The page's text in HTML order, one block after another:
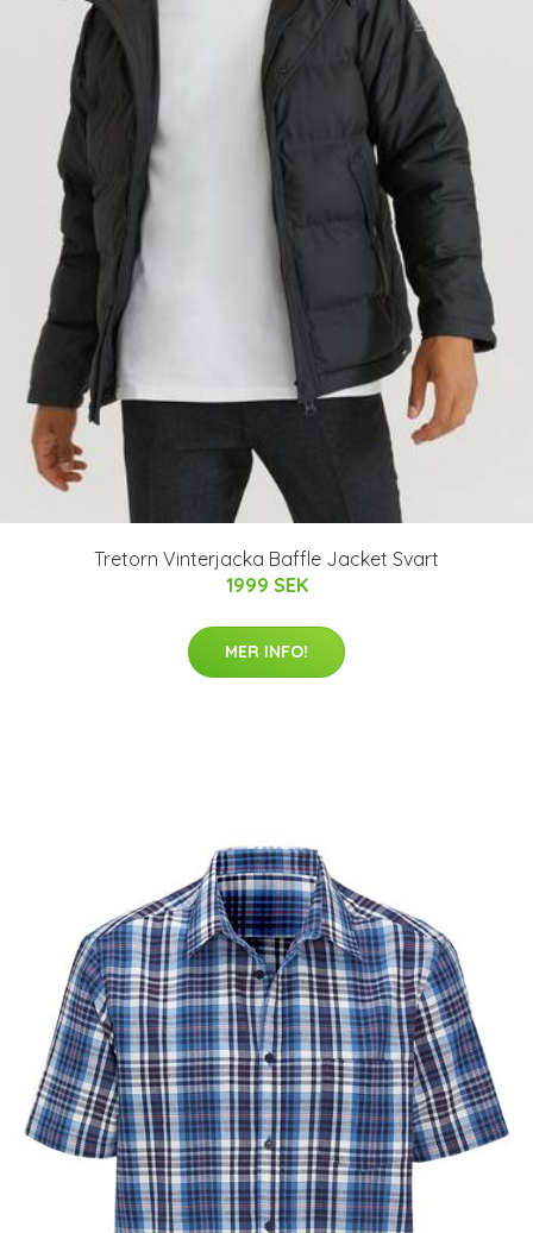
Tretorn Vinterjacka Baffle Jacket Svart
1999 SEK
MER INFO!